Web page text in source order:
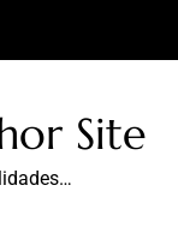
Site